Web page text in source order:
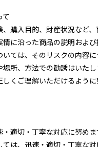
購入目的、財産状況など
に沿った商品の説明および
ては、そのリスクの内容に
所、方法での勧誘はいたし
くご理解いただけるよう
適切・丁寧な対応に努めま
は、迅速・適切・丁寧な対